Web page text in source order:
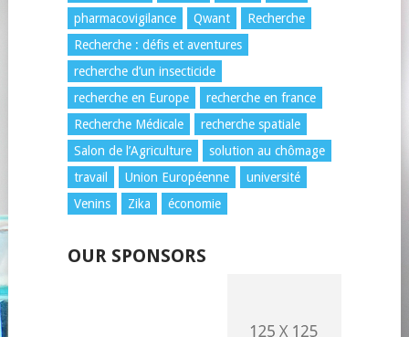
pharmacovigilance
Qwant
Recherche
Recherche : défis et aventures
recherche d’un insecticide
recherche en Europe
recherche en france
Recherche Médicale
recherche spatiale
Salon de l’Agriculture
solution au chômage
travail
Union Européenne
université
Venins
Zika économie
OUR SPONSORS